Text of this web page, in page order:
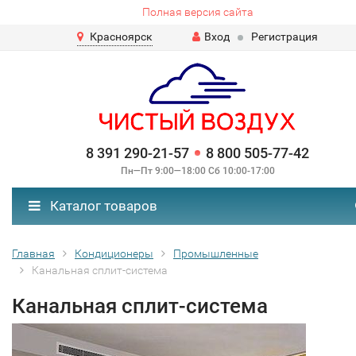
Полная версия сайта
Красноярск
Вход Регистрация
8 391 290-21-57 8 800 505-77-42
Пн—Пт 9:00—18:00 Сб 10:00-17:00
Каталог товаров
Главная Кондиционеры
Промышленные
Канальная сплит-система
Канальная сплит-система